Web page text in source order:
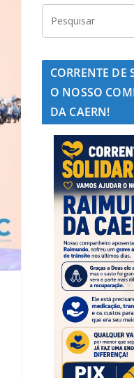
CORRENTE DE
O NOSSO
DA CAERN!